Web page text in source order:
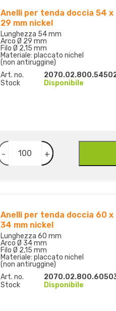
Anelli per tenda doccia 54 x
29 mm nickel
Lunghezza 54 mm
Arco Ø 29 mm
Filo Ø 2,15 mm
Materiale: placcato nichel
(non antiruggine)
Art. no.
Stock
Disponibile
- +
Anelli per tenda doccia 60 x
34 mm nickel
Lunghezza 60 mm
Arco Ø 34 mm
Filo Ø 2,15 mm
Materiale: placcato nichel
(non antiruggine)
Art. no.
Stock
Disponibile